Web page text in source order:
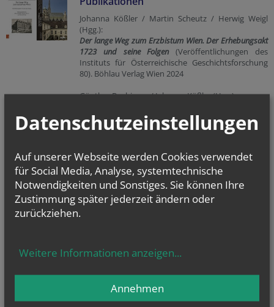
Johanna Kößler / Martin Scheutz / Herwig Weigl
(Hgg.):
Der lange Weg zum Erzbistum Wien. Der Erhebungsakt
1723 und seine Folgen(Veröffentlichungen des
Instituts für Österreichische Geschichtsforschung
80). Böhlau Verlag Wien 2024
Günther Buchinger / Johanna Kößler (Hgg.):
Residenz der Kardinäle. Domverlag Wien 2024
Datenschutzeinstellungen
Auf unserer Webseite werden Cookies verwendet
für Social Media, Analyse, systemtechnische
Notwendigkeiten und Sonstiges. Sie können Ihre
Zustimmung später jederzeit ändern oder
zurückziehen.
Weitere Informationen anzeigen...
Annehmen